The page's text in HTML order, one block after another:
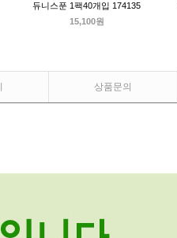
듀니스푼 1팩40개입 174135
15,100원
상품문의